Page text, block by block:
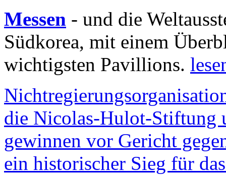
Messen - und die
Südkorea, mit einem
wichtigsten Pavillions.
die Nicolas-Hulot-Stiftung
gewinnen vor Gericht
ein historischer Sieg für